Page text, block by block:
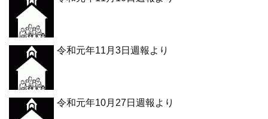
令和元年11月3日週報より
令和元年10月27日週報より